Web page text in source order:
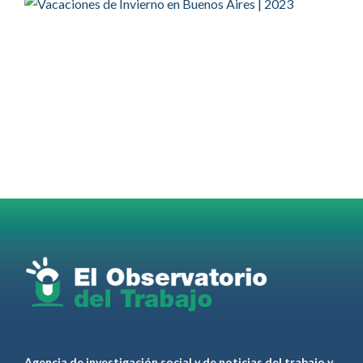
RT@casdcamioneros
1 1 Twitter